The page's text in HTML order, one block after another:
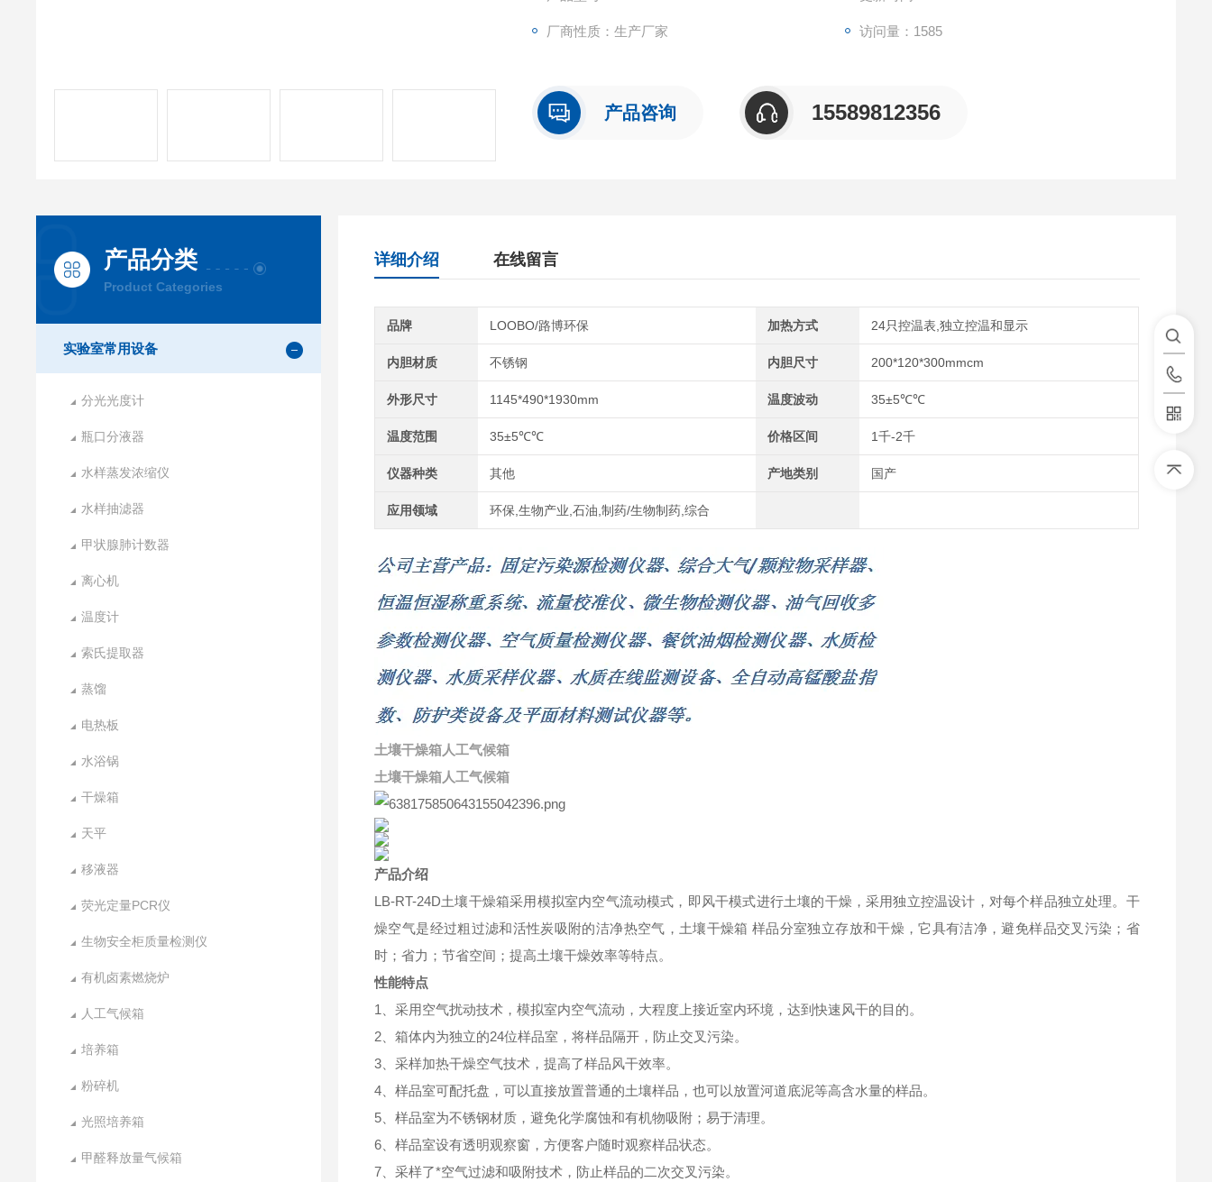
厂商性质：生产厂家 访问量：1585
产品咨询 15589812356
产品分类
Product Categories
实验室常用设备
分光光度计
瓶口分液器
水样蒸发浓缩仪
水样抽滤器
甲状腺肺计数器
离心机
温度计
索氏提取器
蒸馏
电热板
水浴锅
干燥箱
天平
移液器
荧光定量PCR仪
生物安全柜质量检测仪
有机卤素燃烧炉
人工气候箱
培养箱
粉碎机
光照培养箱
甲醛释放量气候箱
详细介绍 在线留言
品牌 LOOBO/路博环保 加热方式 24只控温表,独立控温和显示
内胆材质 不锈钢 内胆尺寸 200*120*300mmcm
外形尺寸 1145*490*1930mm 温度波动 35±5℃℃
温度范围 35±5℃℃ 价格区间 1千-2千
仪器种类 其他 产地类别 国产
应用领域 环保,生物产业,石油,制药/生物制药,综合
土壤干燥箱人工气候箱
土壤干燥箱人工气候箱
产品介绍
LB-RT-24D土壤干燥箱采用模拟室内空气流动模式，即风干模式进行土壤的干燥，采用独立控温设计，对每个样品独立处理。干
燥空气是经过粗过滤和活性炭吸附的洁净热空气，土壤干燥箱 样品分室独立存放和干燥，它具有洁净，避免样品交叉污染；省
时；省力；节省空间；提高土壤干燥效率等特点。
性能特点
1、采用空气扰动技术，模拟室内空气流动，大程度上接近室内环境，达到快速风干的目的。
2、箱体内为独立的24位样品室，将样品隔开，防止交叉污染。
3、采样加热干燥空气技术，提高了样品风干效率。
4、样品室可配托盘，可以直接放置普通的土壤样品，也可以放置河道底泥等高含水量的样品。
5、样品室为不锈钢材质，避免化学腐蚀和有机物吸附；易于清理。
6、样品室设有透明观察窗，方便客户随时观察样品状态。
7、采样了*空气过滤和吸附技术，防止样品的二次交叉污染。